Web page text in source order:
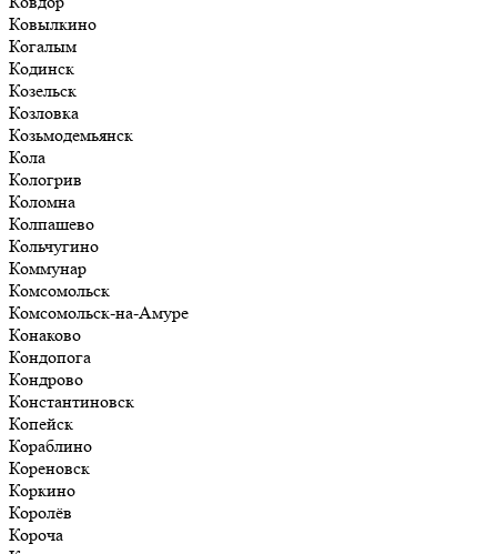
Ковылкино
Когалым
Кодинск
Козельск
Козловка
Козьмодемьянск
Кола
Кологрив
Коломна
Колпашево
Кольчугино
Коммунар
Комсомольск
Комсомольск-на-Амуре
Конаково
Кондопога
Кондрово
Константиновск
Копейск
Кораблино
Кореновск
Коркино
Королёв
Короча